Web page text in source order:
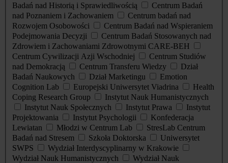
Badań nad Historią i Sprawiedliwością
Centrum Badań
nad Poznaniem i Zachowaniem
Centrum badań nad
Rozwojem Osobowości
Centrum Badań nad Wspieraniem
Podejmowania Decyzji
Centrum Badań Stosowanych nad
Zdrowiem i Zachowaniami Zdrowotnymi CARE-BEH
Centrum Cywilizacji Azji Wschodniej
Centrum Studiów
nad Demokracją
Centrum Transferu Wiedzy
Dział
Badań Naukowych
Dział Marketingu
Emotion
Cognition Lab
Europejski Uniwersytet Viadrina
Health
Coping Research Group
Instytut Nauk Humanistycznych
Instytut Nauk Społecznych
Instytut Prawa
Instytut
Projektowania
Instytut Psychologii
Konfederacja
Lewiatan
Młodzi w Centrum Lab
StresLab Centrum
Badań nad Stresem
Szkoła Doktorska
Uniwersytet
SWPS
Wydział Interdyscyplinarny w Krakowie
Wydział Nauk Humanistycznych
Wydział Nauk